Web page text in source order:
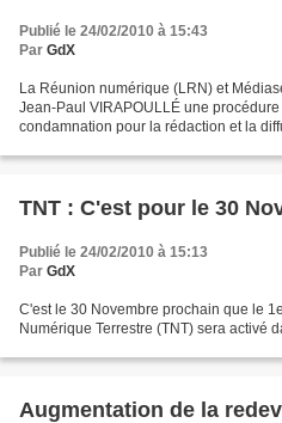
Publié le 24/02/2010 à 15:43
Par GdX
La Réunion numérique (LRN) et
Jean-Paul VIRAPOULLÉ une
condamnation pour la rédaction et la
TNT : C'est pour le 30
Publié le 24/02/2010 à 15:13
Par GdX
C'est le 30 Novembre prochain que le
Numérique Terrestre (TNT) sera activé
Augmentation de la